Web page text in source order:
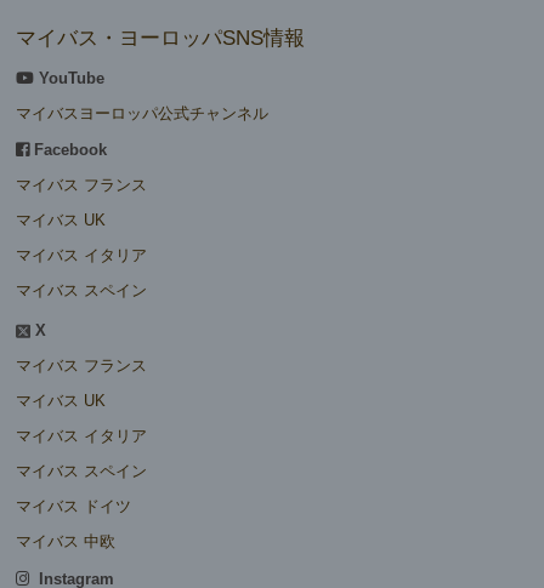
マイバス・ヨーロッパSNS情報
YouTube
マイバスヨーロッパ公式チャンネル
Facebook
マイバス フランス
マイバス UK
マイバス イタリア
マイバス スペイン
X
マイバス フランス
マイバス UK
マイバス イタリア
マイバス スペイン
マイバス ドイツ
マイバス 中欧
Instagram